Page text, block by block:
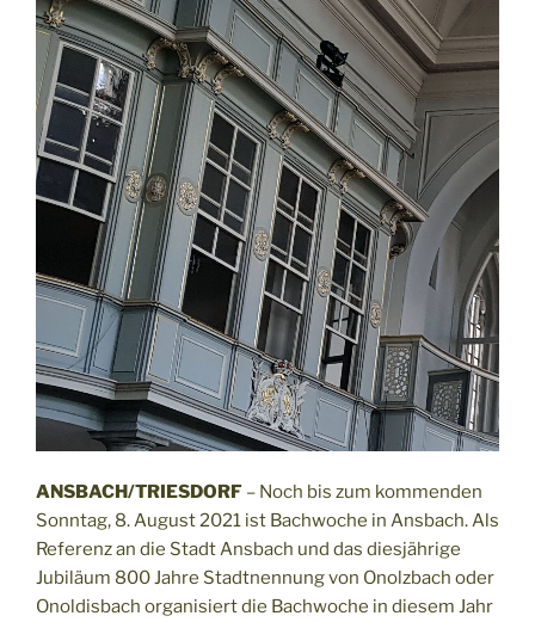
ANSBACH/TRIESDORF – Noch bis zum kommenden
Sonntag, 8. August 2021 ist Bachwoche in Ansbach. Als
Referenz an die Stadt Ansbach und das diesjährige
Jubiläum 800 Jahre Stadtnennung von Onolzbach oder
Onoldisbach organisiert die Bachwoche in diesem Jahr